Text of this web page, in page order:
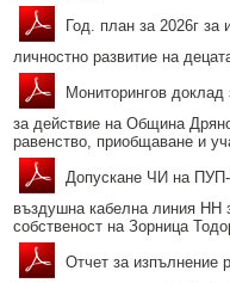
Год. план за 2026г за
личностно развитие на
Мониторингов
за действие на Община
равенство, приобщаване и
Допускане ЧИ на
въздушна кабелна линия НН
собственост на Зорница
Отчет за